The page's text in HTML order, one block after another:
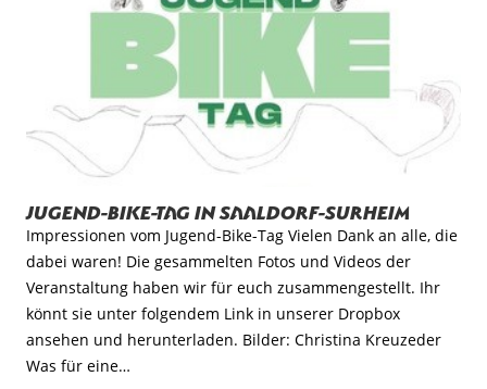
Jugend-Bike-Tag in Saaldorf-Surheim
Impressionen vom Jugend-Bike-Tag Vielen Dank an alle, die
dabei waren! Die gesammelten Fotos und Videos der
Veranstaltung haben wir für euch zusammengestellt. Ihr
könnt sie unter folgendem Link in unserer Dropbox
ansehen und herunterladen. Bilder: Christina Kreuzeder
Was für eine…